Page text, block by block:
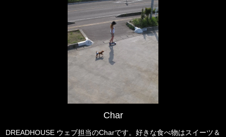
Char
DREADHOUSE ウェブ担当のCharです。好きな食べ物はスイーツ＆